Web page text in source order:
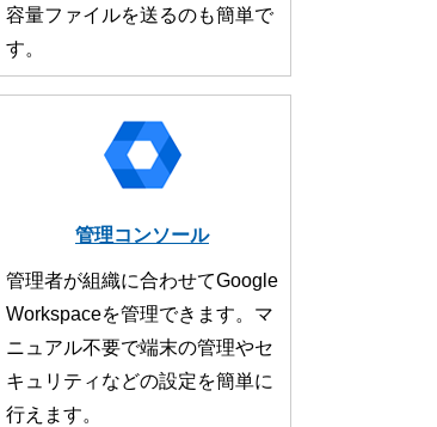
容量ファイルを送るのも簡単で
す。
管理コンソール
管理者が組織に合わせてGoogle
Workspaceを管理できます。マ
ニュアル不要で端末の管理やセ
キュリティなどの設定を簡単に
行えます。